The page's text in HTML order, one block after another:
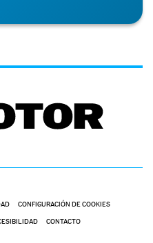
CONFIGURACIÓN DE COOKIES
CONTACTO